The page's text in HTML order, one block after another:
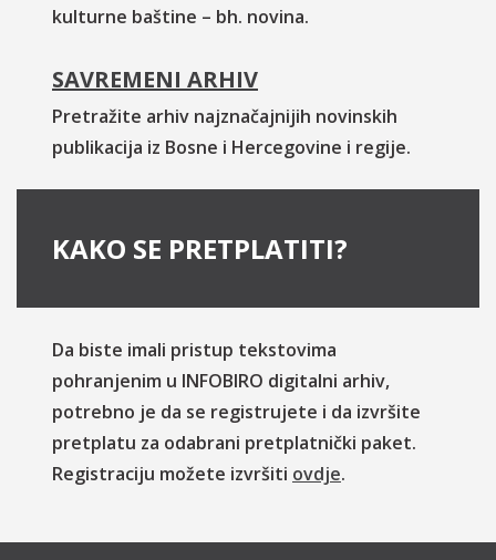
kulturne baštine – bh. novina.
SAVREMENI ARHIV
Pretražite arhiv najznačajnijih novinskih
publikacija iz Bosne i Hercegovine i regije.
KAKO SE PRETPLATITI?
Da biste imali pristup tekstovima
pohranjenim u INFOBIRO digitalni arhiv,
potrebno je da se registrujete i da izvršite
pretplatu za odabrani pretplatnički paket.
Registraciju možete izvršiti ovdje.